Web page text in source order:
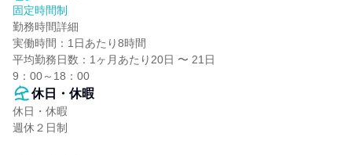
固定時間制
勤務時間詳細
実働時間：1日あたり8時間
平均勤務日数：1ヶ月あたり20日 〜 21日
9：00～18：00
休日・休暇
休日・休暇
週休２日制